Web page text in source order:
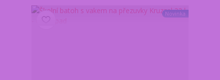
Novinka